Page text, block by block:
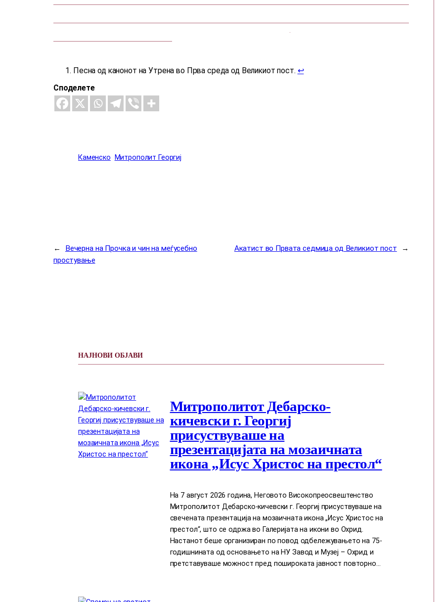
Песна од канонот на Утрена во Прва среда од Великиот пост. ↩︎
Споделете
Каменско Митрополит Георгиј
←
Вечерна на Прочка и чин на меѓусебно
простување
Акатист во Првата седмица од Великиот пост →
НАЈНОВИ ОБЈАВИ
Митрополитот Дебарско-
кичевски г. Георгиј
присуствуваше на
презентацијата на мозаичната
икона „Исус Христос на престол“
На 7 август 2026 година, Неговото Високопреосвештенство
Митрополитот Дебарско-кичевски г. Георгиј присуствуваше на
свечената презентација на мозаичната икона „Исус Христос на
престол“, што се одржа во Галеријата на икони во Охрид.
Настанот беше организиран по повод одбележувањето на 75-
годишнината од основањето на НУ Завод и Музеј – Охрид и
претставуваше можност пред пошироката јавност повторно…